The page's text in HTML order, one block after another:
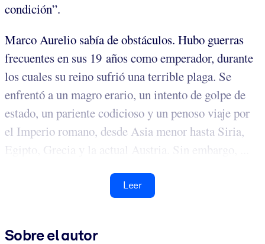
condición”.
Marco Aurelio sabía de obstáculos. Hubo guerras
frecuentes en sus 19 años como emperador, durante
los cuales su reino sufrió una terrible plaga. Se
enfrentó a un magro erario, un intento de golpe de
estado, un pariente codicioso y un penoso viaje por
el Imperio romano, desde Asia menor hasta Siria,
Egipto, Grecia y la actual Austria. Sin embargo, ...
Leer
Sobre el autor